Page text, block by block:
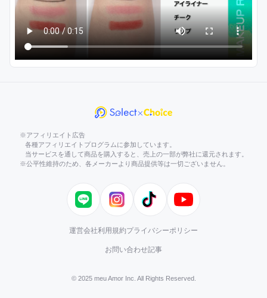
※アフィリエイト広告
各種アフィリエイトプログラムに参加しています。
当サービスを通して商品を購入すると、売上の一部が弊社に還元されます。
※公平性維持のため、各メーカーより商品提供等は一切ございません。
LINE InstagramTikTok YouTube
運営会社利用規約プライバシーポリシー
お問い合わせ記事
© 2025 meu Amor Inc. All Rights Reserved.